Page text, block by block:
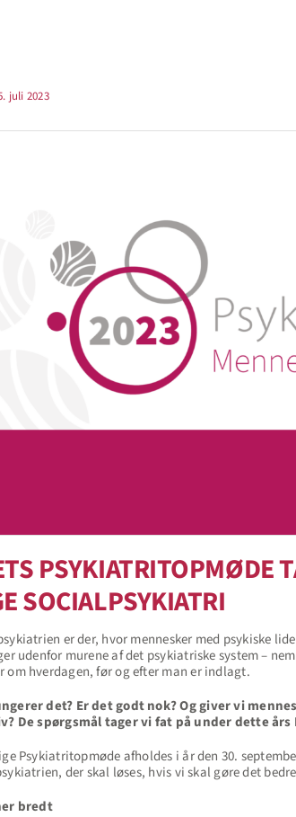
juli 2023
PSYKIATRITOPMØDE
SOCIALPSYKIATRI
er der, hvor mennesker med psykiske
udenfor murene af det psykiatriske system –
om hverdagen, før og efter man er indlagt.
det? Er det godt nok? Og giver vi
De spørgsmål tager vi fat på under dette
Psykiatritopmøde afholdes i år den 30.
der skal løses, hvis vi skal gøre det
bredt